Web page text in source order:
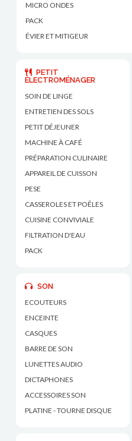
MICRO ONDES
PACK
ÉVIER ET MITIGEUR
PETIT
ÉLECTROMÉNAGER
SOIN DE LINGE
ENTRETIEN DES SOLS
PETIT DÉJEUNER
MACHINE À CAFÉ
PRÉPARATION CULINAIRE
APPAREIL DE CUISSON
PESE
CASSEROLES ET POÊLES
CUISINE CONVIVIALE
FILTRATION D'EAU
PACK
SON
ECOUTEURS
ENCEINTE
CASQUES
BARRE DE SON
LUNETTES AUDIO
DICTAPHONES
ACCESSOIRES SON
PLATINE - TOURNE DISQUE